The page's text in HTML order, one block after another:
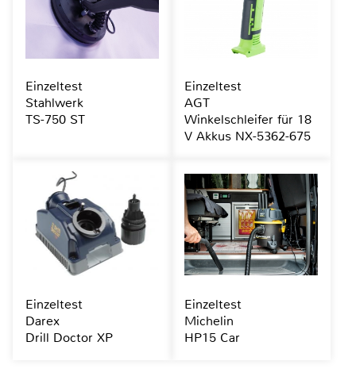
Einzeltest
Stahlwerk
TS-750 ST
Einzeltest
AGT
Winkelschleifer für 18
V Akkus NX-5362-675
Einzeltest
Darex
Drill Doctor XP
Einzeltest
Michelin
HP15 Car